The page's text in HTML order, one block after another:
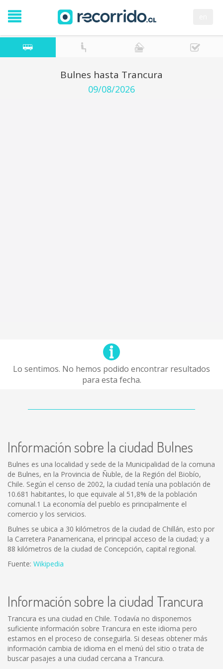
Bulnes hasta Trancura
09/08/2026
Lo sentimos. No hemos podido encontrar resultados
para esta fecha.
Información sobre la ciudad Bulnes
Bulnes es una localidad y sede de la Municipalidad de la comuna
de Bulnes, en la Provincia de Ñuble, de la Región del Biobío,
Chile. Según el censo de 2002, la ciudad tenía una población de
10.681 habitantes, lo que equivale al 51,8% de la población
comunal.1 La economía del pueblo es principalmente el
comercio y los servicios.
Bulnes se ubica a 30 kilómetros de la ciudad de Chillán, esto por
la Carretera Panamericana, el principal acceso de la ciudad; y a
88 kilómetros de la ciudad de Concepción, capital regional.
Fuente: Wikipedia
Información sobre la ciudad Trancura
Trancura es una ciudad en Chile. Todavía no disponemos
suficiente información sobre Trancura en este idioma pero
estamos en el proceso de conseguirla. Si deseas obtener más
información cambia de idioma en el menú del sitio o trata de
buscar pasajes a una ciudad cercana a Trancura.